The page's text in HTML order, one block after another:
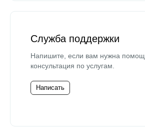
Служба поддержки
Напишите, если вам нужна
консультация по услугам.
Написать